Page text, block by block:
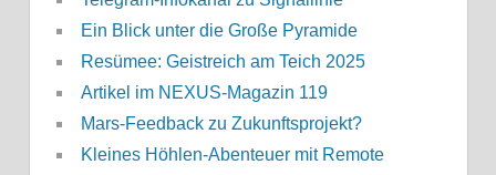
Ein Blick unter die Große Pyramide
Resümee: Geistreich am Teich 2025
Artikel im NEXUS-Magazin 119
Mars-Feedback zu Zukunftsprojekt?
Kleines Höhlen-Abenteuer mit Remote